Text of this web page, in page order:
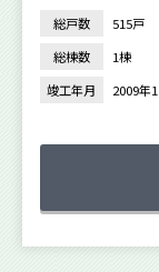
総戸数
515戸
総棟数
1棟
竣工年月
2009年